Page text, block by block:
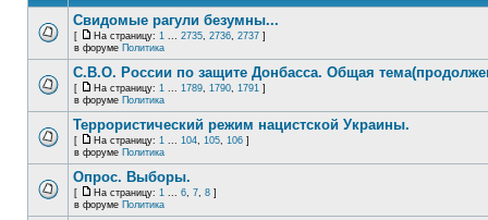
Свидомые рагули безумны...
[ На страницу: 1 ... 2735, 2736, 2737 ]
в форуме Политика
С.В.О. России по защите Донбасса. Общая
[ На страницу: 1 ... 1789, 1790, 1791 ]
в форуме Политика
Террористический режим нацистской Украины.
[ На страницу: 1 ... 104, 105, 106 ]
в форуме Политика
Опрос. Выборы.
[ На страницу: 1 ... 6, 7, 8 ]
в форуме Политика